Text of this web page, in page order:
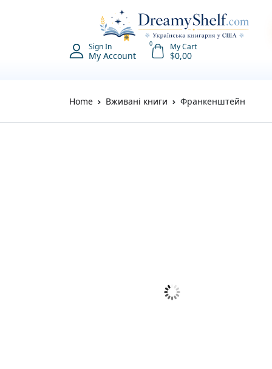
Sign In
My Account
0 My Cart
$0,00
Home Вживані книги Франкенштейн